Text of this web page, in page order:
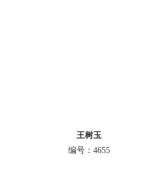
王树玉
编号：4655